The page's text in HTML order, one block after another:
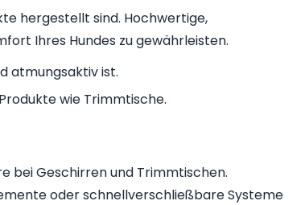
hergestellt sind. Hochwertige,
Ihres Hundes zu gewährleisten.
atmungsaktiv ist.
wie Trimmtische.
bei Geschirren und Trimmtischen.
oder schnellverschließbare Systeme